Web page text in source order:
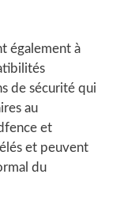
également à
de sécurité qui
au
et
et peuvent
du